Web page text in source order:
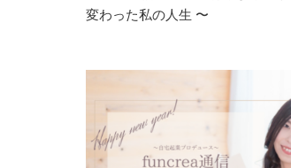
変わった私の人生 〜